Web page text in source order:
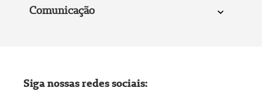
Comunicação
Siga nossas redes sociais: